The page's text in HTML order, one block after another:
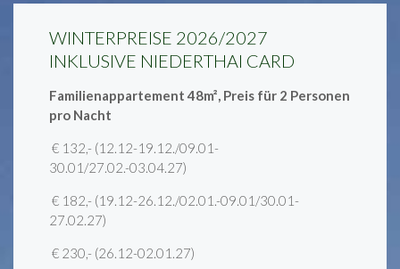
WINTERPREISE 2026/2027
INKLUSIVE NIEDERTHAI CARD
Familienappartement 48m², Preis für 2 Personen
pro Nacht
€ 132,- (12.12-19.12./09.01-
30.01/27.02.-03.04.27)
€ 182,- (19.12-26.12./02.01.-09.01/30.01-
27.02.27)
€ 230,- (26.12-02.01.27)